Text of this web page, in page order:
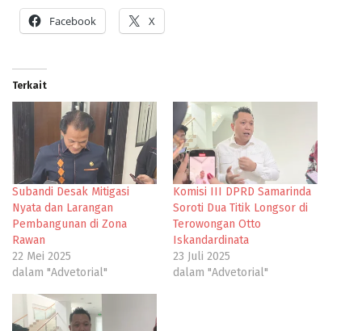
Facebook X
Terkait
Subandi Desak Mitigasi
Nyata dan Larangan
Pembangunan di Zona
Rawan
22 Mei 2025
dalam "Advetorial"
Komisi III DPRD Samarinda
Soroti Dua Titik Longsor di
Terowongan Otto
Iskandardinata
23 Juli 2025
dalam "Advetorial"